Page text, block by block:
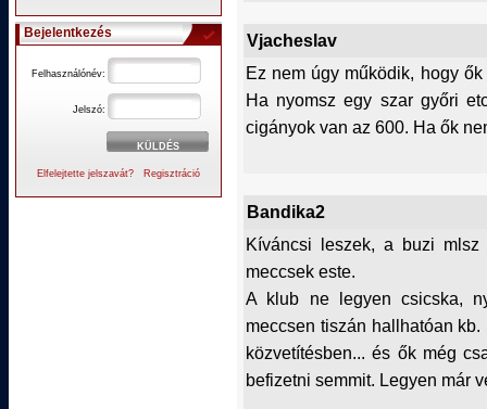
Bejelentkezés
Felhasználónév:
Jelszó:
Elfelejtette jelszavát? Regisztráció
Vjacheslav
Ez nem úgy működik, hogy
Ha nyomsz egy szar győri
cigányok van az 600. Ha ők
Bandika2
Kíváncsi leszek, a buzi
meccsek este.
A klub ne legyen csicska,
meccsen tiszán hallhatóan
közvetítésben... és ők még
befizetni semmit. Legyen már